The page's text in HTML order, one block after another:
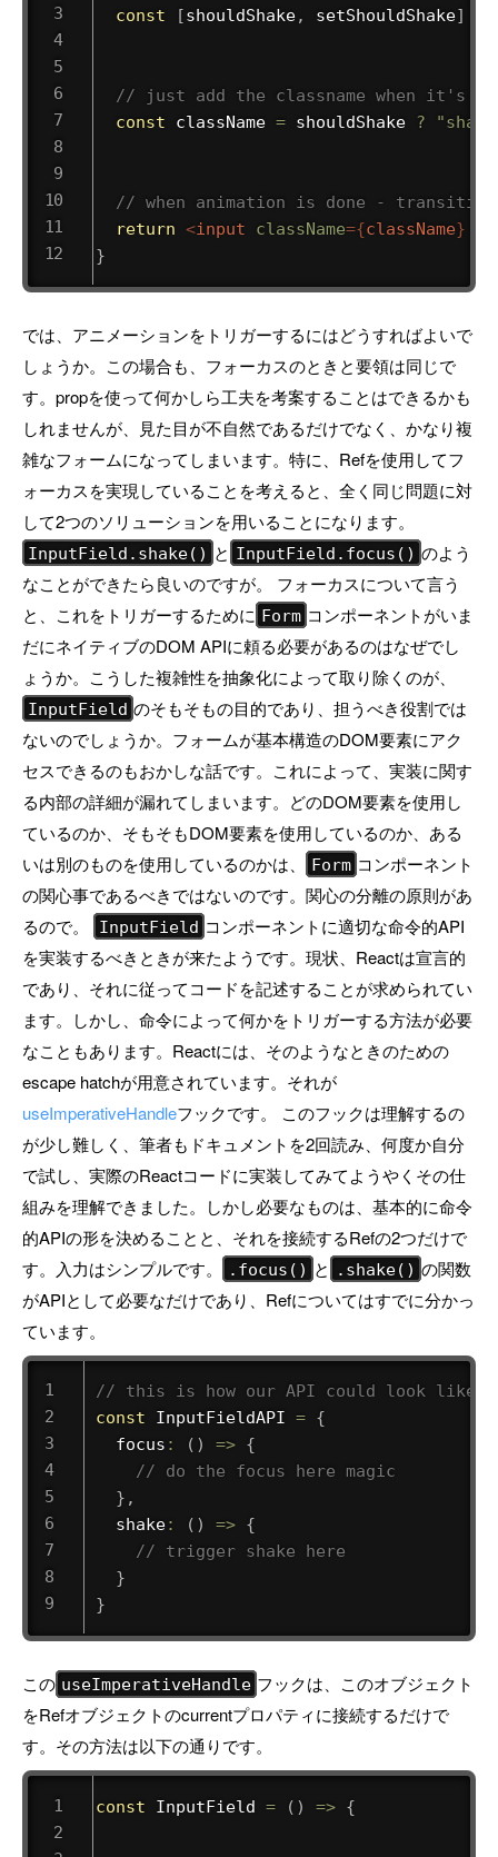
const
[shouldShake, setShouldShake]
// just add the classname when it's
const className = shouldShake ?
// when animation is done -
return <input className={className}
}
では、アニメーションをトリガーするにはどうすればよいで
しょうか。この場合も、フォーカスのときと要領は同じで
す。propを使って何かしら工夫を考案することはできるかも
しれませんが、見た目が不自然であるだけでなく、かなり複
雑なフォームになってしまいます。特に、Refを使用してフ
ォーカスを実現していることを考えると、全く同じ問題に対
して2つのソリューションを用いることになります。
InputField.shake() と InputField.focus() のよう
なことができたら良いのですが。 フォーカスについて言う
と、これをトリガーするために Form コンポーネントがいま
だにネイティブのDOM APIに頼る必要があるのはなぜでし
ょうか。こうした複雑性を抽象化によって取り除くのが、
InputField のそもそもの目的であり、担うべき役割では
ないのでしょうか。フォームが基本構造のDOM要素にアク
セスできるのもおかしな話です。これによって、実装に関す
る内部の詳細が漏れてしまいます。どのDOM要素を使用し
ているのか、そもそもDOM要素を使用しているのか、ある
いは別のものを使用しているのかは、
Form コンポーネント
の関心事であるべきではないのです。関心の分離の原則があ
るので。
InputField コンポーネントに適切な命令的API
を実装するべきときが来たようです。現状、Reactは宣言的
であり、それに従ってコードを記述することが求められてい
ます。しかし、命令によって何かをトリガーする方法が必要
なこともあります。Reactには、そのようなときのための
escape hatchが用意されています。それが
useImperativeHandleフックです。 このフックは理解するの
が少し難しく、筆者もドキュメントを2回読み、何度か自分
で試し、実際のReactコードに実装してみてようやくその仕
組みを理解できました。しかし必要なものは、基本的に命令
的APIの形を決めることと、それを接続するRefの2つだけで
す。入力はシンプルです。
.focus() と .shake() の関数
がAPIとして必要なだけであり、Refについてはすでに分かっ
ています。
// this is how our API could look like
const InputFieldAPI = {
focus : ( ) => {
// do the focus here magic
} ,
shake: ( ) => {
// trigger shake here
}
}
この useImperativeHandle フックは、このオブジェクト
をRefオブジェクトのcurrentプロパティに接続するだけで
す。その方法は以下の通りです。
const InputField = ( ) => {